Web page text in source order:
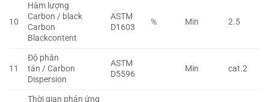
10
Hàm lượng
Carbon / black
Carbon
Blackcontent
ASTM
D1603
% Min 2.5
11
Độ phân
tán / Carbon
Dispersion
ASTM
D5596
Min cat.2
Thời gian phản ứng